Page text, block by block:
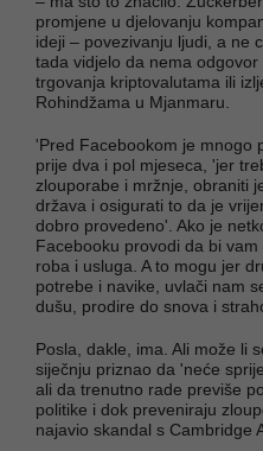
promjene u djelovanju
ideji – povezivanju ljudi, a ne
tada vidjelo da nema
trgovanja kriptovalutama ili
Rohindžama u Mjanmaru.
'Pred Facebookom je mnogo
prije dva i pol mjeseca, 'jer
zlouporabe i mržnje, obraniti
država i osigurati to da je
dobro provedeno'. Ako je
Facebooku provodi da bi
roba i usluga. A to mogu jer
potrebe i navike, uvlači nam
dušu, prodire do snova i
Posla, dakle, ima. Ali može li
siječnju priznao da 'neće
ali da trenutno rade previše
politike i dok preveniraju
najavio skandal s Cambridge